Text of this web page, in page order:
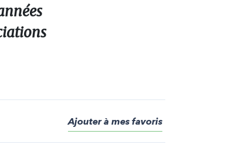
Ajouter à mes favoris